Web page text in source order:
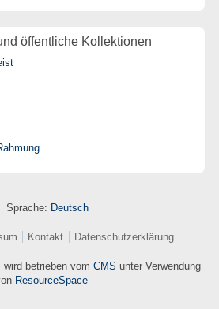
öffentliche Kollektionen
Sprache: Deutsch
Kontakt Datenschutzerklärung
wird betrieben vom CMS unter Verwendung
ResourceSpace